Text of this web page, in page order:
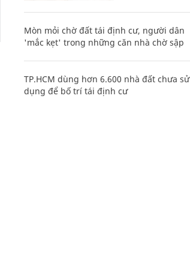
Mòn mỏi chờ đất tái định cư, người dân
'mắc kẹt' trong những căn nhà chờ sập
TP.HCM dùng hơn 6.600 nhà đất chưa sử
dụng để bố trí tái định cư